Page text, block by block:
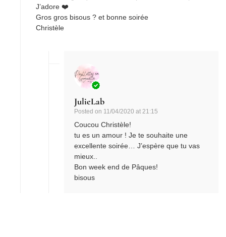
J’adore ❤️
Gros gros bisous ? et bonne soirée
Christèle
JulieLab
Posted on 11/04/2020 at 21:15
Coucou Christèle!
tu es un amour ! Je te souhaite une
excellente soirée… J’espère que tu vas
mieux..
Bon week end de Pâques!
bisous